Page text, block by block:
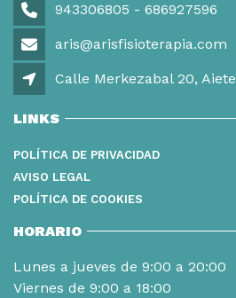
943306805 - 686927596
aris@arisfisioterapia.com
Calle Merkezabal 20, Aiete
LINKS
POLÍTICA DE PRIVACIDAD
AVISO LEGAL
POLÍTICA DE COOKIES
HORARIO
Lunes a jueves de 9:00 a 20:00
Viernes de 9:00 a 18:00